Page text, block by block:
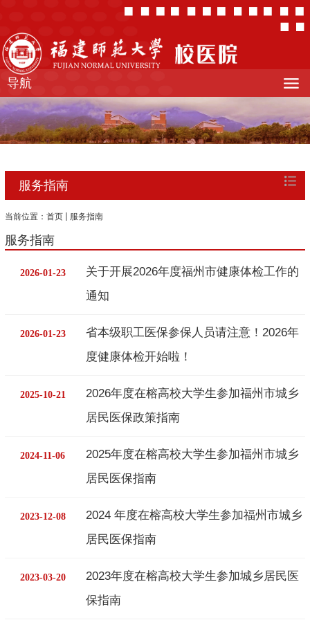
导航
服务指南
当前位置： 首页 服务指南
服务指南
关于开展2026年度福州市健康体检工作的
通知
2026-01-23
省本级职工医保参保人员请注意！2026年
度健康体检开始啦！
2026-01-23
2026年度在榕高校大学生参加福州市城乡
居民医保政策指南
2025-10-21
2025年度在榕高校大学生参加福州市城乡
居民医保指南
2024-11-06
2024 年度在榕高校大学生参加福州市城乡
居民医保指南
2023-12-08
2023年度在榕高校大学生参加城乡居民医
保指南
2023-03-20